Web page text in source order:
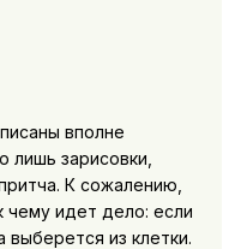
вполне
лишь зарисовки,
К сожалению,
чему идет дело: если
выберется из клетки.